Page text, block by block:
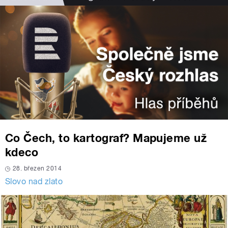
Co Čech, to kartograf? Mapujeme už
kdeco
28. březen 2014
Slovo nad zlato